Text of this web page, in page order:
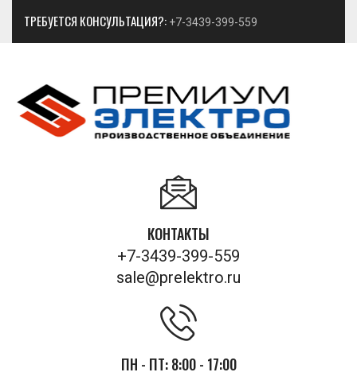
ТРЕБУЕТСЯ КОНСУЛЬТАЦИЯ?: +7-3439-399-559
КОНТАКТЫ
+7-3439-399-559
sale@prelektro.ru
ПН - ПТ: 8:00 - 17:00